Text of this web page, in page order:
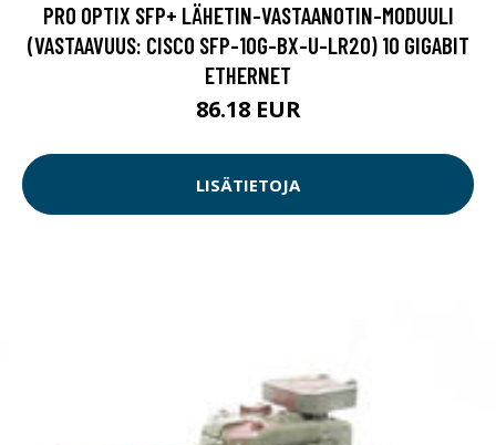
PRO OPTIX SFP+ LÄHETIN-VASTAANOTIN-MODUULI
(VASTAAVUUS: CISCO SFP-10G-BX-U-LR20) 10 GIGABIT
ETHERNET
86.18 EUR
LISÄTIETOJA